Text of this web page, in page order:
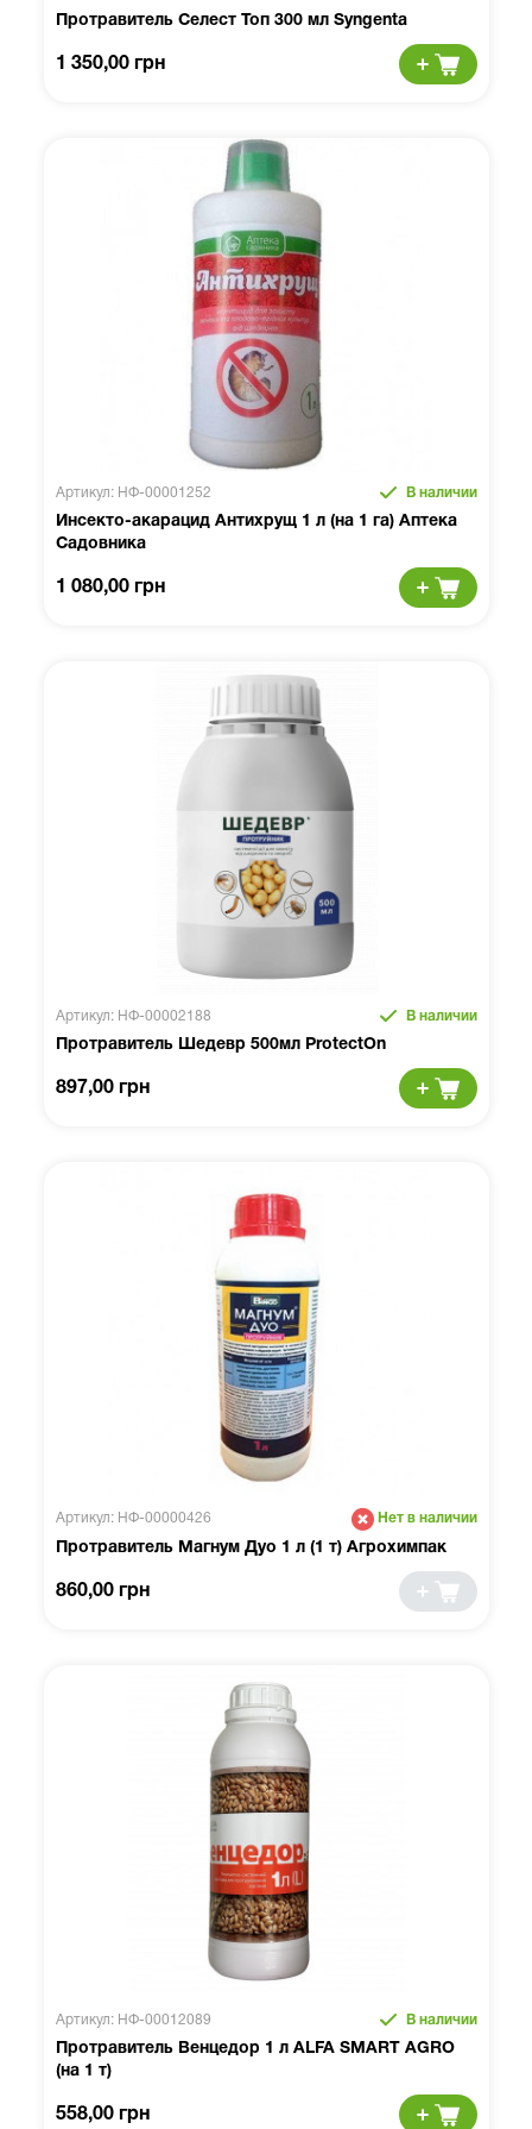
Протравитель Селест Топ 300 мл Syngenta
1 350,00 грн
Артикул: НФ-00001252 В наличии
Инсекто-акарацид Антихрущ 1 л (на 1 га) Аптека
Садовника
1 080,00 грн
Артикул: НФ-00002188 В наличии
Протравитель Шедевр 500мл ProtectOn
897,00 грн
Артикул: НФ-00000426 Нет в наличии
Протравитель Магнум Дуо 1 л (1 т) Агрохимпак
860,00 грн
Артикул: НФ-00012089 В наличии
Протравитель Венцедор 1 л ALFA SMART AGRO
(на 1 т)
558,00 грн